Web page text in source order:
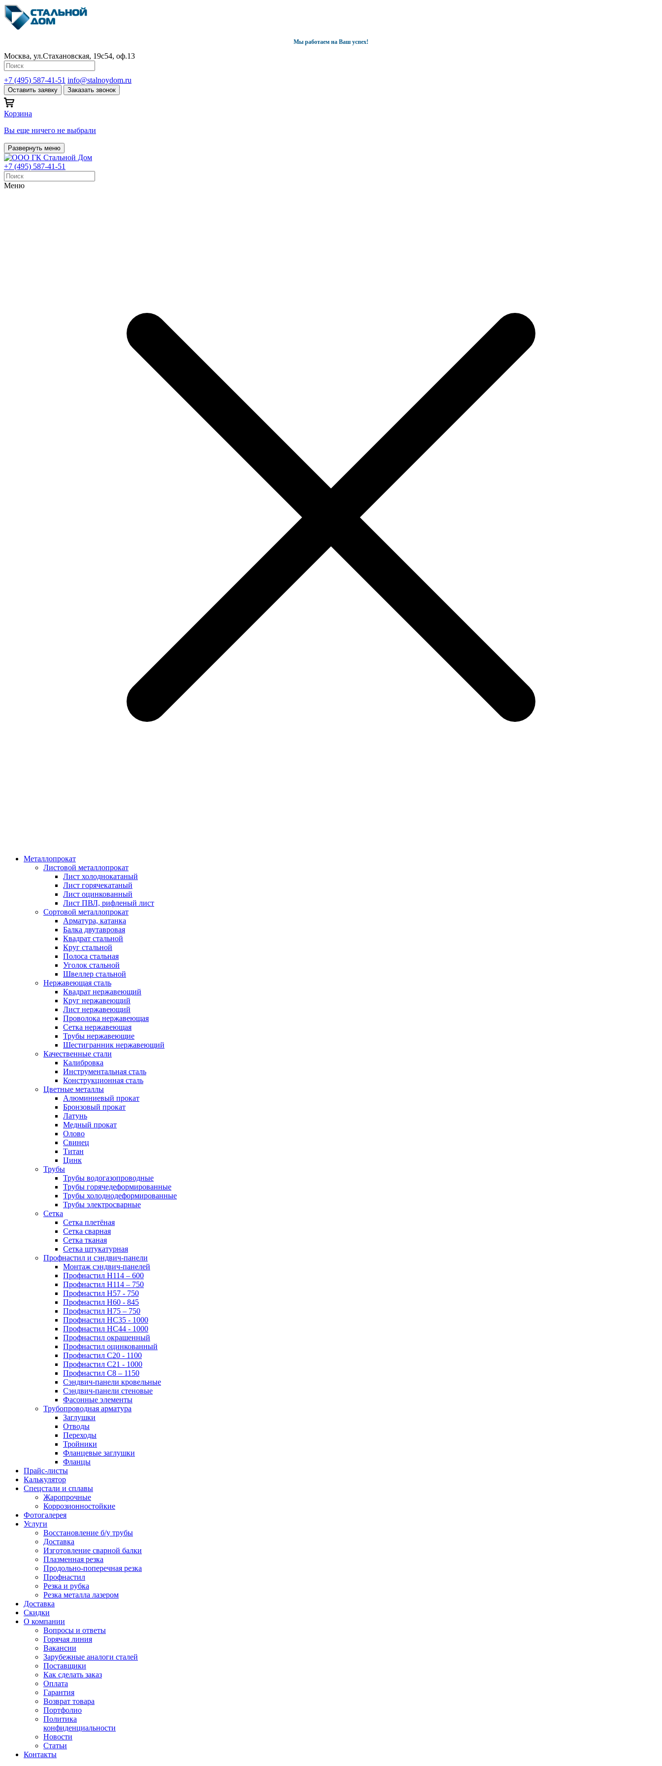
Мы работаем на Ваш успех!
Москва, ул.Стахановская, 19с54, оф.13
+7 (495) 587-41-51 info@stalnoydom.ru
Оставить заявку Заказать звонок
Корзина
Вы еще ничего не выбрали
Развернуть меню
+7 (495) 587-41-51
Меню
Металлопрокат
Листовой металлопрокат
Лист холоднокатаный
Лист горячекатаный
Лист оцинкованный
Лист ПВЛ, рифленый лист
Сортовой металлопрокат
Арматура, катанка
Балка двутавровая
Квадрат стальной
Круг стальной
Полоса стальная
Уголок стальной
Швеллер стальной
Нержавеющая сталь
Квадрат нержавеющий
Круг нержавеющий
Лист нержавеющий
Проволока нержавеющая
Сетка нержавеющая
Трубы нержавеющие
Шестигранник нержавеющий
Качественные стали
Калибровка
Инструментальная сталь
Конструкционная сталь
Цветные металлы
Алюминиевый прокат
Бронзовый прокат
Латунь
Медный прокат
Олово
Свинец
Титан
Цинк
Трубы
Трубы водогазопроводные
Трубы горячедеформированные
Трубы холоднодеформированные
Трубы электросварные
Сетка
Сетка плетёная
Сетка сварная
Сетка тканая
Сетка штукатурная
Профнастил и сэндвич-панели
Монтаж сэндвич-панелей
Профнастил Н114 – 600
Профнастил Н114 – 750
Профнастил Н57 - 750
Профнастил Н60 - 845
Профнастил Н75 – 750
Профнастил НС35 - 1000
Профнастил НС44 - 1000
Профнастил окрашенный
Профнастил оцинкованный
Профнастил С20 - 1100
Профнастил С21 - 1000
Профнастил С8 – 1150
Сэндвич-панели кровельные
Сэндвич-панели стеновые
Фасонные элементы
Трубопроводная арматура
Заглушки
Отводы
Переходы
Тройники
Фланцевые заглушки
Фланцы
Прайс-листы
Калькулятор
Спецстали и сплавы
Жаропрочные
Коррозионностойкие
Фотогалерея
Услуги
Восстановление б/у трубы
Доставка
Изготовление сварной балки
Плазменная резка
Продольно-поперечная резка
Профнастил
Резка и рубка
Резка металла лазером
Доставка
Скидки
О компании
Вопросы и ответы
Горячая линия
Вакансии
Зарубежные аналоги сталей
Поставщики
Как сделать заказ
Оплата
Гарантия
Возврат товара
Портфолио
Политика
конфиденциальности
Новости
Статьи
Контакты